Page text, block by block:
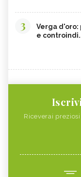
3
Verga d'oro:
e
Riceverai